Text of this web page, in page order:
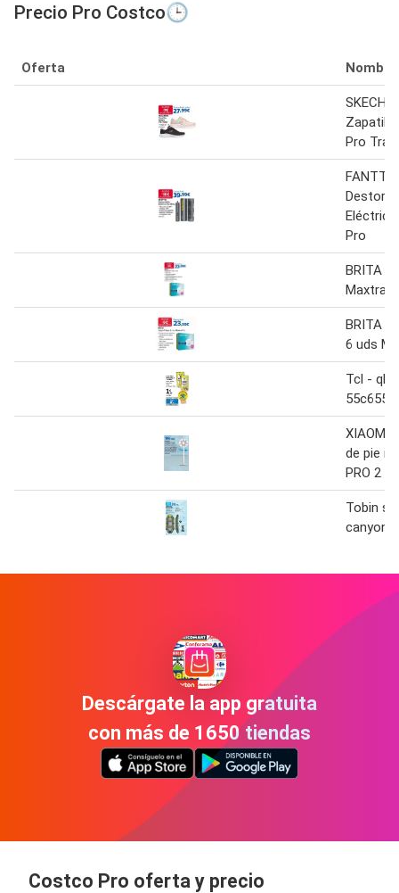
Precio Pro Costco🕒
Oferta Nombre
Pro
FANTTIK
Pro
BRITA
Maxtra
BRITA
6 uds
Tcl -
55c655
XIAOMI
de pie
PRO 2
Tobin
canyon
Descárgate la app gratuita
con más de 1650 tiendas
Costco Pro oferta y precio